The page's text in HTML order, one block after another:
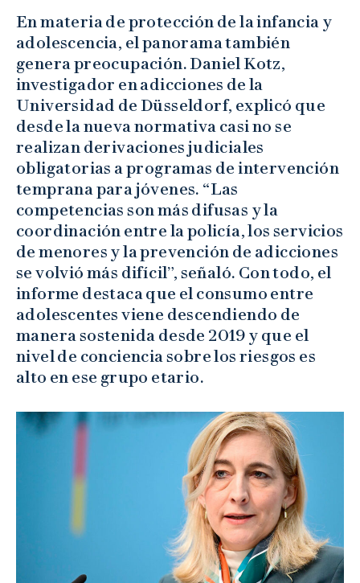
En materia de protección de la infancia y
adolescencia, el panorama también
genera preocupación. Daniel Kotz,
investigador en adicciones de la
Universidad de Düsseldorf, explicó que
desde la nueva normativa casi no se
realizan derivaciones judiciales
obligatorias a programas de intervención
temprana para jóvenes. “Las
competencias son más difusas y la
coordinación entre la policía, los servicios
de menores y la prevención de adicciones
se volvió más difícil”, señaló. Con todo, el
informe destaca que el consumo entre
adolescentes viene descendiendo de
manera sostenida desde 2019 y que el
nivel de conciencia sobre los riesgos es
alto en ese grupo etario.